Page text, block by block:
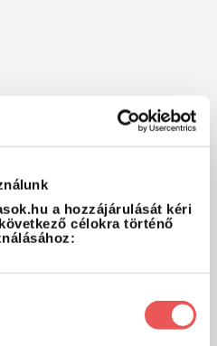
a hozzájárulását kéri
célokra történő